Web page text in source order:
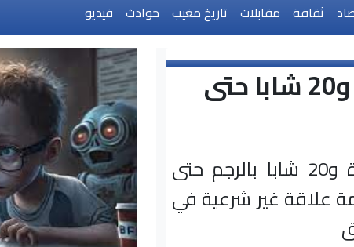
ثقافة مقابلات تاريخ مغيب حوادث فيديو
"داعش" يرجم امرأة و20 شابا حتى
أعدم عناصر "داعش" امرأة و20 شابا بالرجم حتى
علاقة غير شرعية في